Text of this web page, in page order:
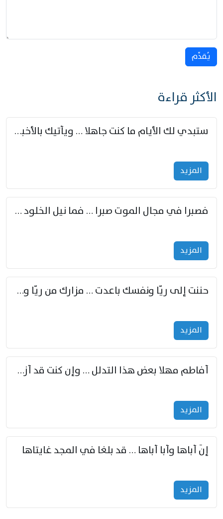
يُقدِّم
الأكثر قراءة
ستبدي لك الأيام ما كنت جاهلا … ويأتيك بالأخبار من لم تزوّد
المزید
فصبرا في مجال الموت صبرا … فما نيل الخلود بمستطاع
المزید
حننت إلى ريّا ونفسك باعدت … مزارك من ريّا وشعباكما معا
المزید
أفاطم مهلا بعض هذا التدلل … وإن كنت قد أزمعت صرمي فأجملي
المزید
إنّ أباها وأبا أباها … قد بلغا في المجد غايتاها
المزید